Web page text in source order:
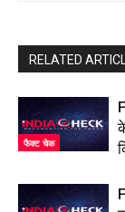
RELATED
फैक्ट चेक